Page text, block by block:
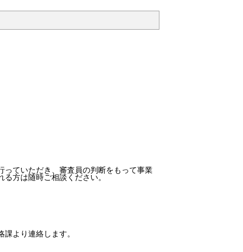
ていただき、審査員の判断をもって事業
方は随時ご相談ください。
より連絡します。